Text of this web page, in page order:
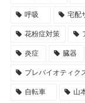
呼吸 宅配
花粉症対策
炎症 臓器
プレバイオティク
自転車 山